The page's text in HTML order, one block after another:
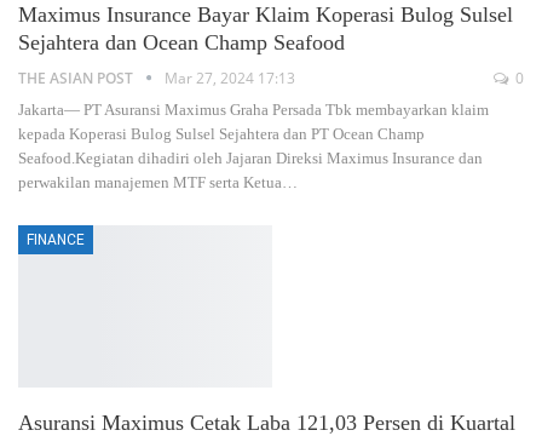
Maximus Insurance Bayar Klaim Koperasi Bulog Sulsel
Sejahtera dan Ocean Champ Seafood
THE ASIAN POST Mar 27, 2024 17:13 0
Jakarta— PT Asuransi Maximus Graha Persada Tbk membayarkan klaim
kepada Koperasi Bulog Sulsel Sejahtera dan PT Ocean Champ
Seafood.Kegiatan dihadiri oleh Jajaran Direksi Maximus Insurance dan
perwakilan manajemen MTF serta Ketua
FINANCE
Asuransi Maximus Cetak Laba 121,03 Persen di Kuartal